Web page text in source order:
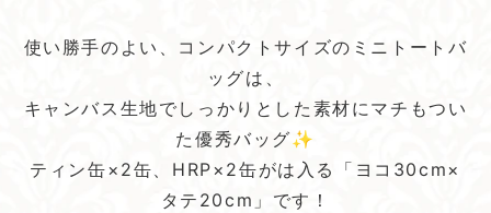
使い勝手のよい、コンパクトサイズのミニトートバ
ッグは、
キャンバス生地でしっかりとした素材にマチもつい
た優秀バッグ✨
ティン缶×2缶、HRP×2缶がは入る「ヨコ30cm×
タテ20cm」です！